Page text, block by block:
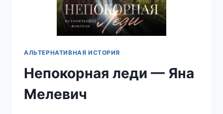
АЛЬТЕРНАТИВНАЯ ИСТОРИЯ
Непокорная леди — Яна
Мелевич